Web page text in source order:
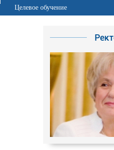
Целевое обучение